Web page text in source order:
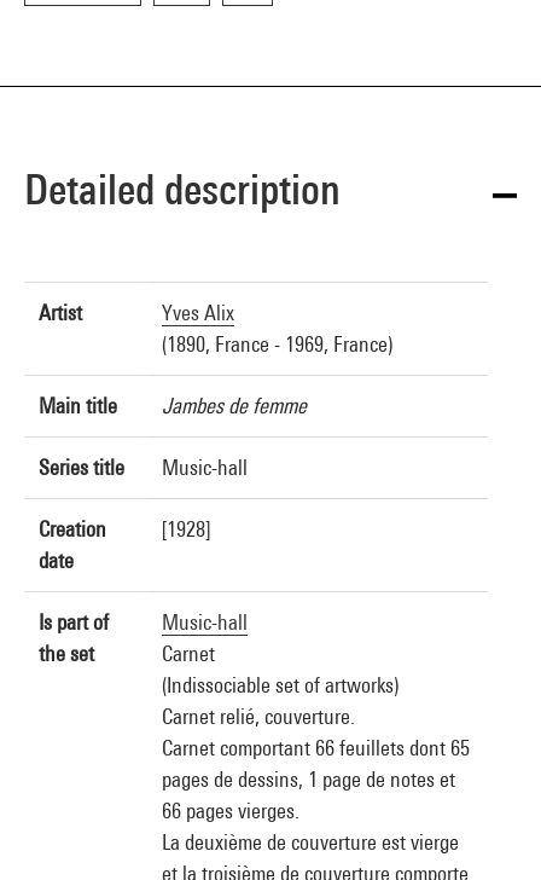
Detailed description
Artist
Yves Alix
(1890, France - 1969, France)
Main title Jambes de femme
Series title Music-hall
Creation
date
[1928]
Is part of
the set
Music-hall
Carnet
(Indissociable set of artworks)
Carnet relié, couverture.
Carnet comportant 66 feuillets dont 65
pages de dessins, 1 page de notes et
66 pages vierges.
La deuxième de couverture est vierge
et la troisième de couverture comporte